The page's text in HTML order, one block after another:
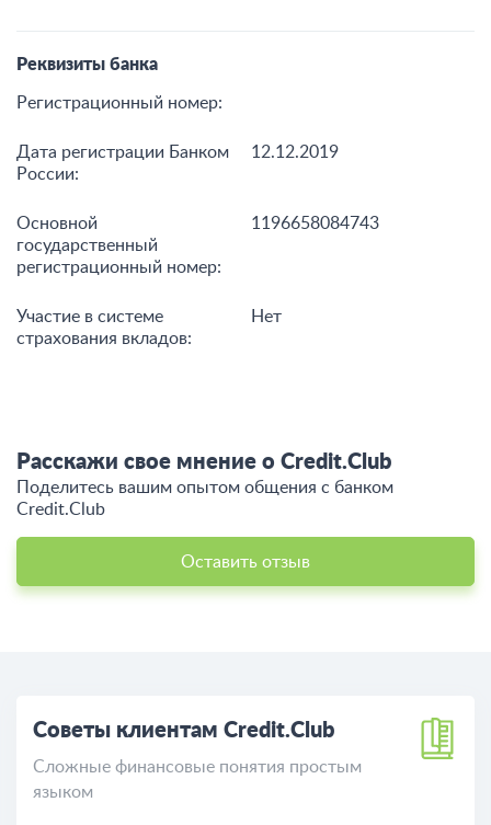
Реквизиты банка
Регистрационный номер:
Дата регистрации Банком
России:
12.12.2019
Основной
государственный
регистрационный номер:
1196658084743
Участие в системе
страхования вкладов:
Нет
Расскажи свое мнение о Credit.Club
Поделитесь вашим опытом общения c банком
Credit.Club
Оставить отзыв
Советы клиентам Credit.Club
Сложные финансовые понятия простым
языком